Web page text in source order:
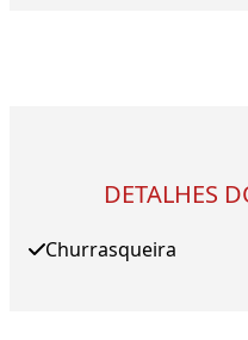
DETALHES
Churrasqueira